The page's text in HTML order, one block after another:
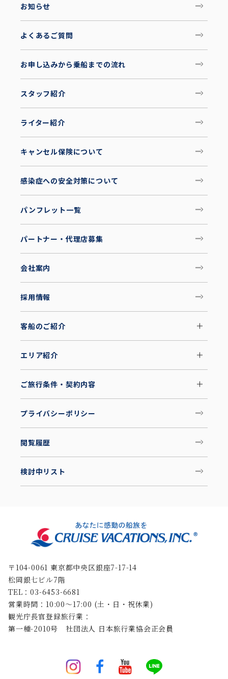
お知らせ
よくあるご質問
お申し込みから乗船までの流れ
スタッフ紹介
ライター紹介
キャンセル保険について
感染症への安全対策について
パンフレット一覧
パートナー・代理店募集
会社案内
採用情報
客船のご紹介
エリア紹介
ご旅行条件・契約内容
プライバシーポリシー
閲覧履歴
検討中リスト
〒104-0061 東京都中央区銀座7-17-14
松岡銀七ビル7階
TEL：03-6453-6681
営業時間：10:00〜17:00 (土・日・祝休業)
観光庁長官登録旅行業：
第一種-2010号 社団法人 日本旅行業協会正会員